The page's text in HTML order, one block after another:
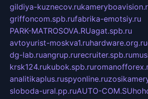
gildiya-kuznecov.ru
griffoncom.spb.rufabrika-emotsiy.ru
PARK-MATROSOVA.RUagat.spb.ru
avtoyurist-moskva1.ruhardware.org.ru
dg-lab.ruangrup.rurecruiter.spb.ru
krsk124.rukubok.spb.ru
analitikaplus.ruspyonline.ru
sloboda-ural.pp.ruAUTO-COM.SU